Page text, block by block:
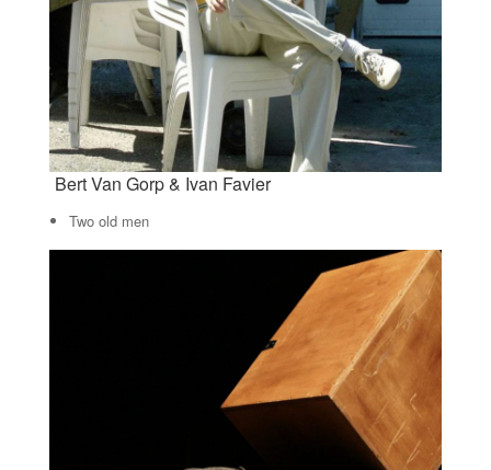
Bert Van Gorp & Ivan Favier
Two old men